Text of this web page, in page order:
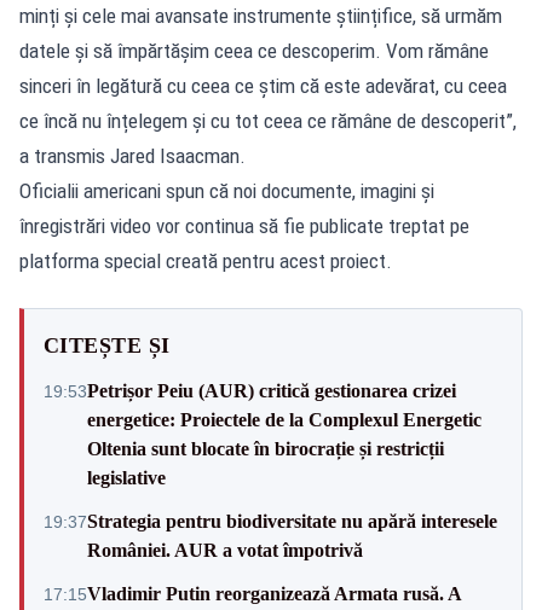
minți și cele mai avansate instrumente științifice, să urmăm
datele și să împărtășim ceea ce descoperim. Vom rămâne
sinceri în legătură cu ceea ce știm că este adevărat, cu ceea
ce încă nu înțelegem și cu tot ceea ce rămâne de descoperit”,
a transmis Jared Isaacman.
Oficialii americani spun că noi documente, imagini și
înregistrări video vor continua să fie publicate treptat pe
platforma special creată pentru acest proiect.
CITEȘTE ȘI
19:53Petrișor Peiu (AUR) critică gestionarea crizei
energetice: Proiectele de la Complexul Energetic
Oltenia sunt blocate în birocrație și restricții
legislative
19:37Strategia pentru biodiversitate nu apără interesele
României. AUR a votat împotrivă
17:15Vladimir Putin reorganizează Armata rusă. A